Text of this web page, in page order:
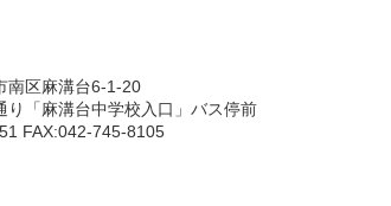
南区麻溝台6-1-20
り「麻溝台中学校入口」バス停前
FAX:042-745-8105